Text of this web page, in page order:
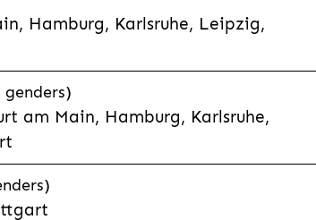
Hamburg, Karlsruhe, Leipzig,
genders)
am Main, Hamburg, Karlsruhe,